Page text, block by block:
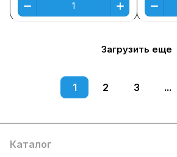
Загрузить еще
1 2 3 ...
Каталог